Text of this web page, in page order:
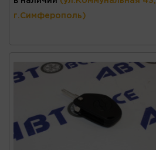
г.Симферополь)